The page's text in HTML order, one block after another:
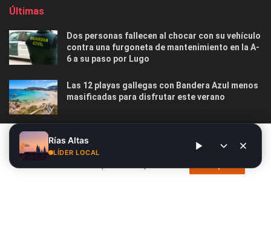
Últimas
Dos personas fallecen al chocar con su vehículo
contra una furgoneta de mantenimiento en la A-
6 a su paso por Lugo
Las 12 playas gallegas con Bandera Azul menos
masificadas para disfrutar este verano
O Marisquiño 2026 en Vigo: programa completo,
horarios, conciertos, deportes y todo lo que
debes saber
Rías Altas
LÍDER LOCAL
Este sitio web utiliza cookies. Al continuar utilizando este sitio
web, usted da su consentimiento para el uso de cookies. Visite